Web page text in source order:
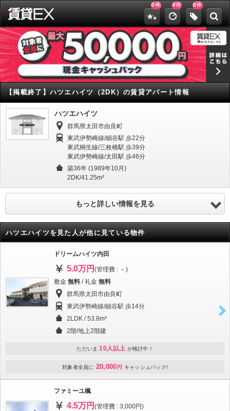
0 件 0件 0件
【掲載終了】 ハツエハイツ（2DK）の賃貸アパート情報
ハツエハイツ
群馬県太田市由良町
東武伊勢崎線/細谷駅 歩22分
東武桐生線/三枚橋駅 歩39分
東武伊勢崎線/太田駅 歩46分
築36年 (1989年10月)
2DK/41.25m²
もっと詳しい情報を見る
ハツエハイツを見た人が他に見ている物件
ドリームハイツ内田
5.0万円 (管理費 : －)
敷金 無料 / 礼金 無料
群馬県太田市由良町
東武伊勢崎線/細谷駅 歩14分
2LDK / 53.8m²
2階/地上2階建
ただいま 10人以上 が検討中！
対象者全員に 20,000 円 キャッシュバック!
ファミーユ楓
4.5万円 (管理費 : 3,000円)